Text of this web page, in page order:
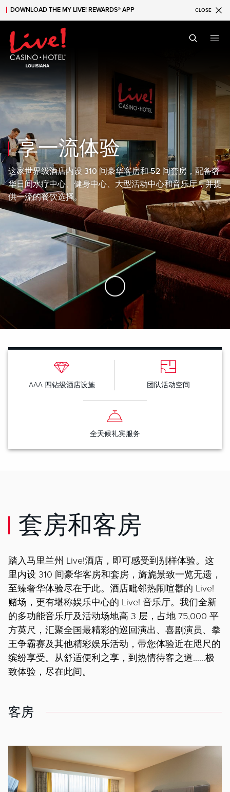
Skip to main content
Skip to mobile navigation
Skip to search
DOWNLOAD THE MY LIVE! REWARDS® APP CLOSE
享一流体验
这家世界级酒店内设 310 间豪华客房和 52 间套房，配备奢
华日间水疗中心、健身中心、大型活动中心和音乐厅，并提
供一流的餐饮选择。
Skip to Main Content
AAA 四钻级酒店设施 团队活动空间
全天候礼宾服务
套房和客房
踏入马里兰州 Live!酒店，即可感受到别样体验。这
里内设 310 间豪华客房和套房，旖旎景致一览无遗，
至臻奢华体验尽在于此。酒店毗邻热闹喧嚣的 Live!
赌场，更有堪称娱乐中心的 Live! 音乐厅。我们全新
的多功能音乐厅及活动场地高 3 层，占地 75,000 平
方英尺，汇聚全国最精彩的巡回演出、喜剧演员、拳
王争霸赛及其他精彩娱乐活动，带您体验近在咫尺的
缤纷享受。从舒适便利之享，到热情待客之道......极
致体验，尽在此间。
客房